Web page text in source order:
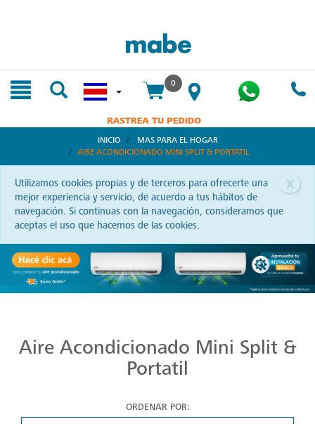
0
INICIO
MAS PARA EL HOGAR
AIRE ACONDICIONADO MINI SPLIT & PORTATIL
x
Utilizamos cookies propias y de terceros para ofrecerte una
mejor experiencia y servicio, de acuerdo a tus hábitos de
navegación. Si continuas con la navegación, consideramos que
aceptas el uso que hacemos de las cookies.
Aire Acondicionado Mini Split &
Portatil
ORDENAR POR: